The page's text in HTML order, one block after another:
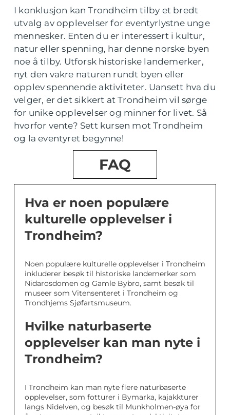
I konklusjon kan Trondheim tilby et bredt
utvalg av opplevelser for eventyrlystne unge
mennesker. Enten du er interessert i kultur,
natur eller spenning, har denne norske byen
noe å tilby. Utforsk historiske landemerker,
nyt den vakre naturen rundt byen eller
opplev spennende aktiviteter. Uansett hva du
velger, er det sikkert at Trondheim vil sørge
for unike opplevelser og minner for livet. Så
hvorfor vente? Sett kursen mot Trondheim
og la eventyret begynne!
FAQ
Hva er noen populære
kulturelle opplevelser i
Trondheim?
Noen populære kulturelle opplevelser i Trondheim
inkluderer besøk til historiske landemerker som
Nidarosdomen og Gamle Bybro, samt besøk til
museer som Vitensenteret i Trondheim og
Trondhjems Sjøfartsmuseum.
Hvilke naturbaserte
opplevelser kan man nyte i
Trondheim?
I Trondheim kan man nyte flere naturbaserte
opplevelser, som fotturer i Bymarka, kajakkturer
langs Nidelven, og besøk til Munkholmen-øya for